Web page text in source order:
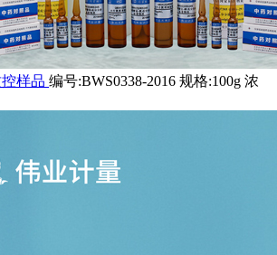
样品 编号:BWS0338-2016 规格:100g 浓